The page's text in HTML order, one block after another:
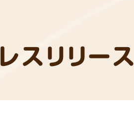
スリリース